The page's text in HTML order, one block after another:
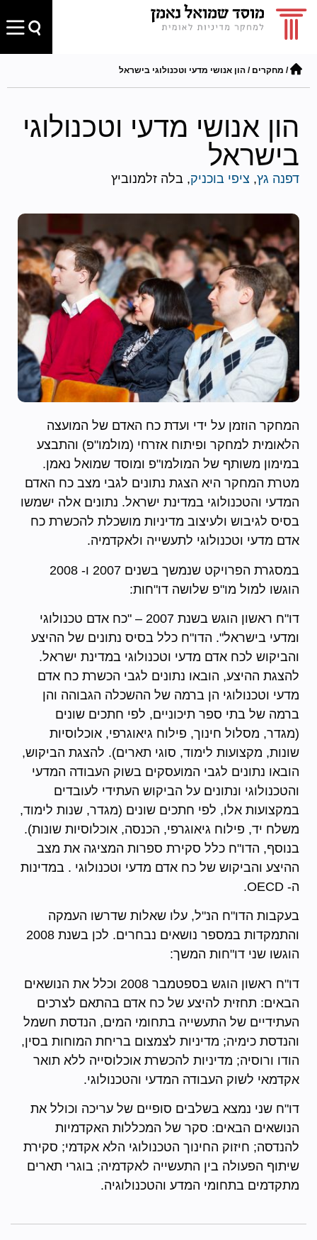
/ מחקרים / הון אנושי מדעי וטכנולוגי בישראל
הון אנושי מדעי וטכנולוגי
בישראל
דפנה גץ, ציפי בוכניק, בלה זלמנוביץ
המחקר הוזמן על ידי ועדת כח האדם של המועצה
הלאומית למחקר ופיתוח אזרחי (מולמו"פ) והתבצע
במימון משותף של המולמו"פ ומוסד שמואל נאמן.
מטרת המחקר היא הצגת נתונים לגבי מצב כח האדם
המדעי והטכנולוגי במדינת ישראל. נתונים אלה ישמשו
בסיס לגיבוש ולעיצוב מדיניות מושכלת להכשרת כח
אדם מדעי וטכנולוגי לתעשייה ולאקדמיה.
במסגרת הפרויקט שנמשך בשנים 2007 ו- 2008
הוגשו למול מו"פ שלושה דו"חות:
דו"ח ראשון הוגש בשנת 2007 – "כח אדם טכנולוגי
ומדעי בישראל". הדו"ח כלל בסיס נתונים של ההיצע
והביקוש לכח אדם מדעי וטכנולוגי במדינת ישראל.
להצגת ההיצע, הובאו נתונים לגבי הכשרת כח אדם
מדעי וטכנולוגי הן ברמה של ההשכלה הגבוהה והן
ברמה של בתי ספר תיכוניים, לפי חתכים שונים
(מגדר, מסלול חינוך, פילוח גיאוגרפי, אוכלוסיות
שונות, מקצועות לימוד, סוגי תארים). להצגת הביקוש,
הובאו נתונים לגבי המועסקים בשוק העבודה המדעי
והטכנולוגי ונתונים על הביקוש העתידי לעובדים
במקצועות אלו, לפי חתכים שונים (מגדר, שנות לימוד,
משלח יד, פילוח גיאוגרפי, הכנסה, אוכלוסיות שונות).
בנוסף, הדו"ח כלל סקירת ספרות המציגה את מצב
ההיצע והביקוש של כח אדם מדעי וטכנולוגי . במדינות
ה- OECD.
בעקבות הדו"ח הנ"ל, עלו שאלות שדרשו העמקה
והתמקדות במספר נושאים נבחרים. לכן בשנת 2008
הוגשו שני דו"חות המשך:
דו"ח ראשון הוגש בספטמבר 2008 וכלל את הנושאים
הבאים: תחזית להיצע של כח אדם בהתאם לצרכים
העתידיים של התעשייה בתחומי המים, הנדסת חשמל
והנדסת כימיה; מדיניות לצמצום בריחת המוחות בסין,
הודו ורוסיה; מדיניות להכשרת אוכלוסייה ללא תואר
אקדמאי לשוק העבודה המדעי והטכנולוגי.
דו"ח שני נמצא בשלבים סופיים של עריכה וכולל את
הנושאים הבאים: סקר של המכללות האקדמיות
להנדסה; חיזוק החינוך הטכנולוגי הלא אקדמי; סקירת
שיתוף הפעולה בין התעשייה לאקדמיה; בוגרי תארים
מתקדמים בתחומי המדע והטכנולוגיה.